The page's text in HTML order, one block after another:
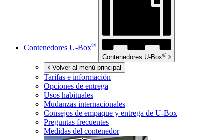
Contenedores U-Box®
Contenedores U-Box®
Volver al menú principal
Tarifas e información
Opciones de entrega
Usos habituales
Mudanzas internacionales
Consejos de empaque y entrega de U-Box
Preguntas frecuentes
Medidas del contenedor